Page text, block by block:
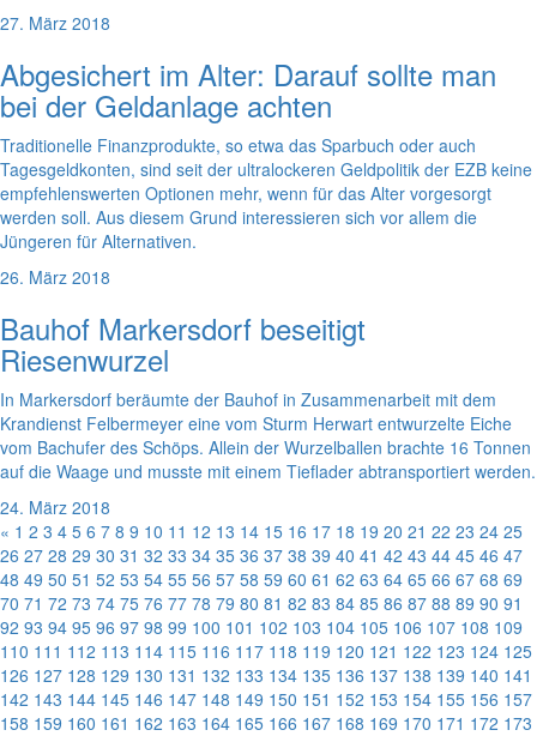
27. März 2018
Abgesichert im Alter: Darauf sollte man
bei der Geldanlage achten
Traditionelle Finanzprodukte, so etwa das Sparbuch oder auch
Tagesgeldkonten, sind seit der ultralockeren Geldpolitik der EZB keine
empfehlenswerten Optionen mehr, wenn für das Alter vorgesorgt
werden soll. Aus diesem Grund interessieren sich vor allem die
Jüngeren für Alternativen.
26. März 2018
Bauhof Markersdorf beseitigt
Riesenwurzel
In Markersdorf beräumte der Bauhof in Zusammenarbeit mit dem
Krandienst Felbermeyer eine vom Sturm Herwart entwurzelte Eiche
vom Bachufer des Schöps. Allein der Wurzelballen brachte 16 Tonnen
auf die Waage und musste mit einem Tieflader abtransportiert werden.
24. März 2018
« 1 2 3 4 5 6 7 8 9 10 11 12 13 14 15 16 17 18 19 20 21 22 23 24 25
26 27 28 29 30 31 32 33 34 35 36 37 38 39 40 41 42 43 44 45 46 47
48 49 50 51 52 53 54 55 56 57 58 59 60 61 62 63 64 65 66 67 68 69
70 71 72 73 74 75 76 77 78 79 80 81 82 83 84 85 86 87 88 89 90 91
92 93 94 95 96 97 98 99 100 101 102 103 104 105 106 107 108 109
110 111 112 113 114 115 116 117 118 119 120 121 122 123 124 125
126 127 128 129 130 131 132 133 134 135 136 137 138 139 140 141
142 143 144 145 146 147 148 149 150 151 152 153 154 155 156 157
158 159 160 161 162 163 164 165 166 167 168 169 170 171 172 173